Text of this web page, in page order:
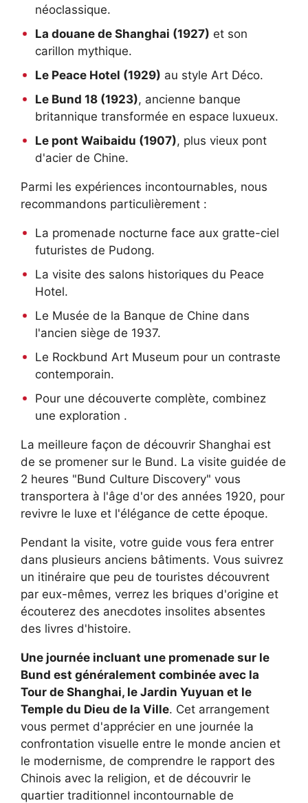
néoclassique.
La douane de Shanghai (1927) et son
carillon mythique.
Le Peace Hotel (1929) au style Art Déco.
Le Bund 18 (1923), ancienne banque
britannique transformée en espace luxueux.
Le pont Waibaidu (1907), plus vieux pont
d'acier de Chine.
Parmi les expériences incontournables, nous
recommandons particulièrement :
La promenade nocturne face aux gratte-ciel
futuristes de Pudong.
La visite des salons historiques du Peace
Hotel.
Le Musée de la Banque de Chine dans
l'ancien siège de 1937.
Le Rockbund Art Museum pour un contraste
contemporain.
Pour une découverte complète, combinez
une exploration .
La meilleure façon de découvrir Shanghai est
de se promener sur le Bund. La visite guidée de
2 heures "Bund Culture Discovery" vous
transportera à l'âge d'or des années 1920, pour
revivre le luxe et l'élégance de cette époque.
Pendant la visite, votre guide vous fera entrer
dans plusieurs anciens bâtiments. Vous suivrez
un itinéraire que peu de touristes découvrent
par eux-mêmes, verrez les briques d'origine et
écouterez des anecdotes insolites absentes
des livres d'histoire.
Une journée incluant une promenade sur le
Bund est généralement combinée avec la
Tour de Shanghai, le Jardin Yuyuan et le
Temple du Dieu de la Ville. Cet arrangement
vous permet d'apprécier en une journée la
confrontation visuelle entre le monde ancien et
le modernisme, de comprendre le rapport des
Chinois avec la religion, et de découvrir le
quartier traditionnel incontournable de